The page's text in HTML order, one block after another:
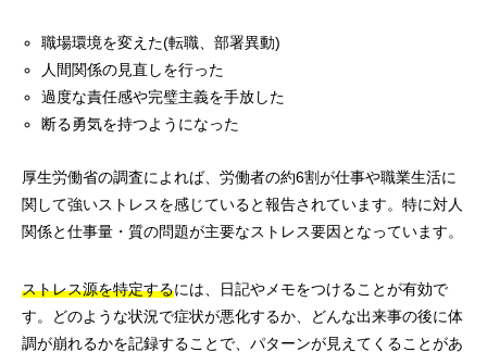
職場環境を変えた(転職、部署異動)
人間関係の見直しを行った
過度な責任感や完璧主義を手放した
断る勇気を持つようになった
厚生労働省の調査によれば、労働者の約6割が仕事や職業生活に
関して強いストレスを感じていると報告されています。特に対人
関係と仕事量・質の問題が主要なストレス要因となっています。
ストレス源を特定するには、日記やメモをつけることが有効で
す。どのような状況で症状が悪化するか、どんな出来事の後に体
調が崩れるかを記録することで、パターンが見えてくることがあ